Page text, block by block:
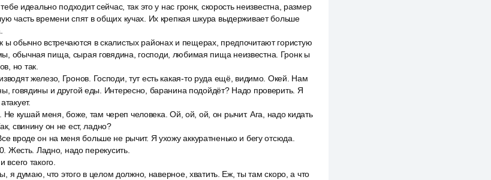
идеально подходит сейчас, так это у нас гронк, скорость неизвестна, размер
часть времени спят в общих кучах. Их крепкая шкура выдерживает больше
ы обычно встречаются в скалистых районах и пещерах, предпочитают гористую
обычная пища, сырая говядина, господи, любимая пища неизвестна. Гронк ы
но так.
железо, Гронов. Господи, тут есть какая-то руда ещё, видимо. Окей. Нам
говядины и другой еды. Интересно, баранина подойдёт? Надо проверить. Я
Не кушай меня, боже, там череп человека. Ой, ой, ой, он рычит. Ага, надо кидать
свинину он не ест, ладно?
вроде он на меня больше не рычит. Я ухожу аккуратненько и бегу отсюда.
Жесть. Ладно, надо перекусить.
такого.
я думаю, что этого в целом должно, наверное, хватить. Еж, ты там скоро, а что